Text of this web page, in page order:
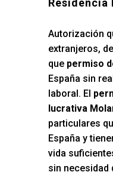
Residencia
Autorización
extranjeros,
que permiso
España sin
laboral. El
lucrativa
particulares
España y
vida
sin necesidad